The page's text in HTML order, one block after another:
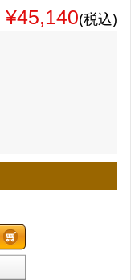
¥45,140(税込)